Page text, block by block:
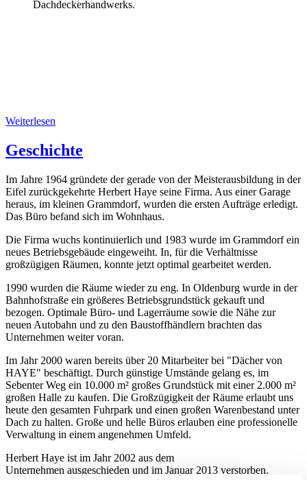
Dachdeckerhandwerks.
Weiterlesen
Geschichte
Im Jahre 1964 gründete der gerade von der Meisterausbildung in der
Eifel zurückgekehrte Herbert Haye seine Firma. Aus einer Garage
heraus, im kleinen Grammdorf, wurden die ersten Aufträge erledigt.
Das Büro befand sich im Wohnhaus.
Die Firma wuchs kontinuierlich und 1983 wurde im Grammdorf ein
neues Betriebsgebäude eingeweiht. In, für die Verhältnisse
großzügigen Räumen, konnte jetzt optimal gearbeitet werden.
1990 wurden die Räume wieder zu eng. In Oldenburg wurde in der
Bahnhofstraße ein größeres Betriebsgrundstück gekauft und
bezogen. Optimale Büro- und Lagerräume sowie die Nähe zur
neuen Autobahn und zu den Baustoffhändlern brachten das
Unternehmen weiter voran.
Im Jahr 2000 waren bereits über 20 Mitarbeiter bei "Dächer von
HAYE" beschäftigt. Durch günstige Umstände gelang es, im
Sebenter Weg ein 10.000 m² großes Grundstück mit einer 2.000 m²
großen Halle zu kaufen. Die Großzügigkeit der Räume erlaubt uns
heute den gesamten Fuhrpark und einen großen Warenbestand unter
Dach zu halten. Große und helle Büros erlauben eine professionelle
Verwaltung in einem angenehmen Umfeld.
Herbert Haye ist im Jahr 2002 aus dem
Unternehmen ausgeschieden und im Januar 2013 verstorben.